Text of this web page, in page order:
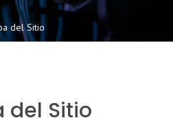
del Sitio
del Sitio